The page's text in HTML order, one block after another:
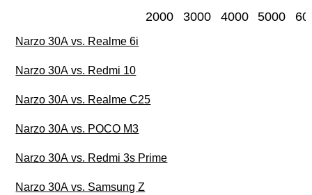
2000 3000 4000 5000
Narzo 30A vs. Realme 6i
Narzo 30A vs. Redmi 10
Narzo 30A vs. Realme C25
Narzo 30A vs. POCO M3
Narzo 30A vs. Redmi 3s Prime
Narzo 30A vs. Samsung Z